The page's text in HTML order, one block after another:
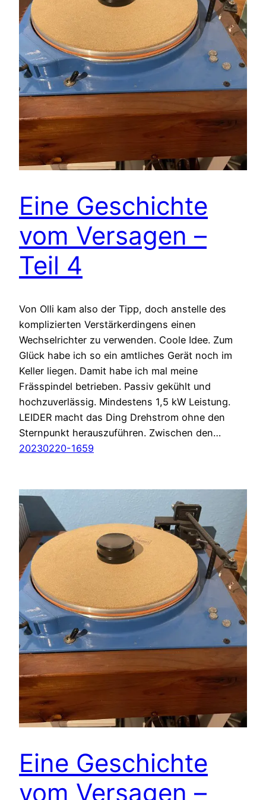
Eine Geschichte
vom Versagen –
Teil 4
Von Olli kam also der Tipp, doch anstelle des
komplizierten Verstärkerdingens einen
Wechselrichter zu verwenden. Coole Idee. Zum
Glück habe ich so ein amtliches Gerät noch im
Keller liegen. Damit habe ich mal meine
Frässpindel betrieben. Passiv gekühlt und
hochzuverlässig. Mindestens 1,5 kW Leistung.
LEIDER macht das Ding Drehstrom ohne den
Sternpunkt herauszuführen. Zwischen den…
20230220-1659
Eine Geschichte
vom Versagen –